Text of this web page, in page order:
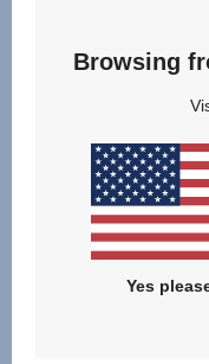
Browsing
Yes